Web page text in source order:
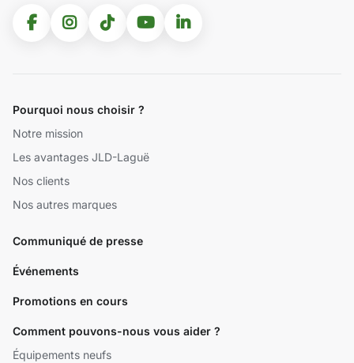
Pourquoi nous choisir ?
Notre mission
Les avantages JLD-Laguë
Nos clients
Nos autres marques
Communiqué de presse
Événements
Promotions en cours
Comment pouvons-nous vous aider ?
Équipements neufs